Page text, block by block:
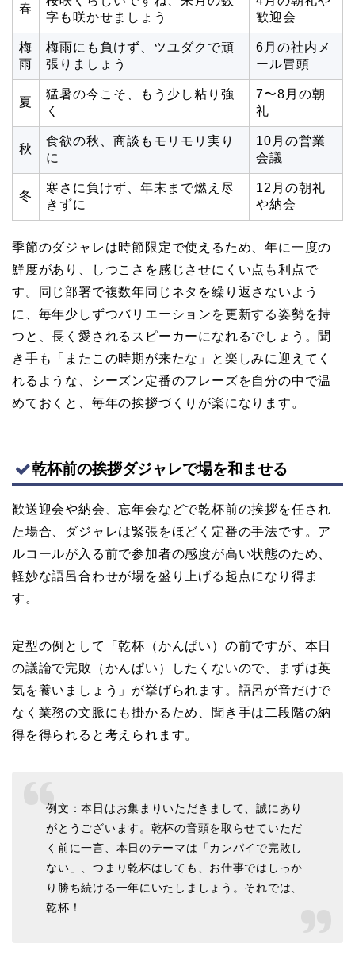
春
字も咲かせましょう
歓迎会
梅
雨
梅雨にも負けず、ツユダクで頑
張りましょう
6月の社内メ
ール冒頭
夏
猛暑の今こそ、もう少し粘り強
く
7〜8月の朝
礼
秋
食欲の秋、商談もモリモリ実り
に
10月の営業
会議
冬
寒さに負けず、年末まで燃え尽
きずに
12月の朝礼
や納会
季節のダジャレは時節限定で使えるため、年に一度の
鮮度があり、しつこさを感じさせにくい点も利点で
す。同じ部署で複数年同じネタを繰り返さないよう
に、毎年少しずつバリエーションを更新する姿勢を持
つと、長く愛されるスピーカーになれるでしょう。聞
き手も「またこの時期が来たな」と楽しみに迎えてく
れるような、シーズン定番のフレーズを自分の中で温
めておくと、毎年の挨拶づくりが楽になります。
乾杯前の挨拶ダジャレで場を和ませる
歓送迎会や納会、忘年会などで乾杯前の挨拶を任され
た場合、ダジャレは緊張をほどく定番の手法です。ア
ルコールが入る前で参加者の感度が高い状態のため、
軽妙な語呂合わせが場を盛り上げる起点になり得ま
す。
定型の例として「乾杯（かんぱい）の前ですが、本日
の議論で完敗（かんぱい）したくないので、まずは英
気を養いましょう」が挙げられます。語呂が音だけで
なく業務の文脈にも掛かるため、聞き手は二段階の納
得を得られると考えられます。
例文：本日はお集まりいただきまして、誠にあり
がとうございます。乾杯の音頭を取らせていただ
く前に一言、本日のテーマは「カンパイで完敗し
ない」、つまり乾杯はしても、お仕事ではしっか
り勝ち続ける一年にいたしましょう。それでは、
乾杯！